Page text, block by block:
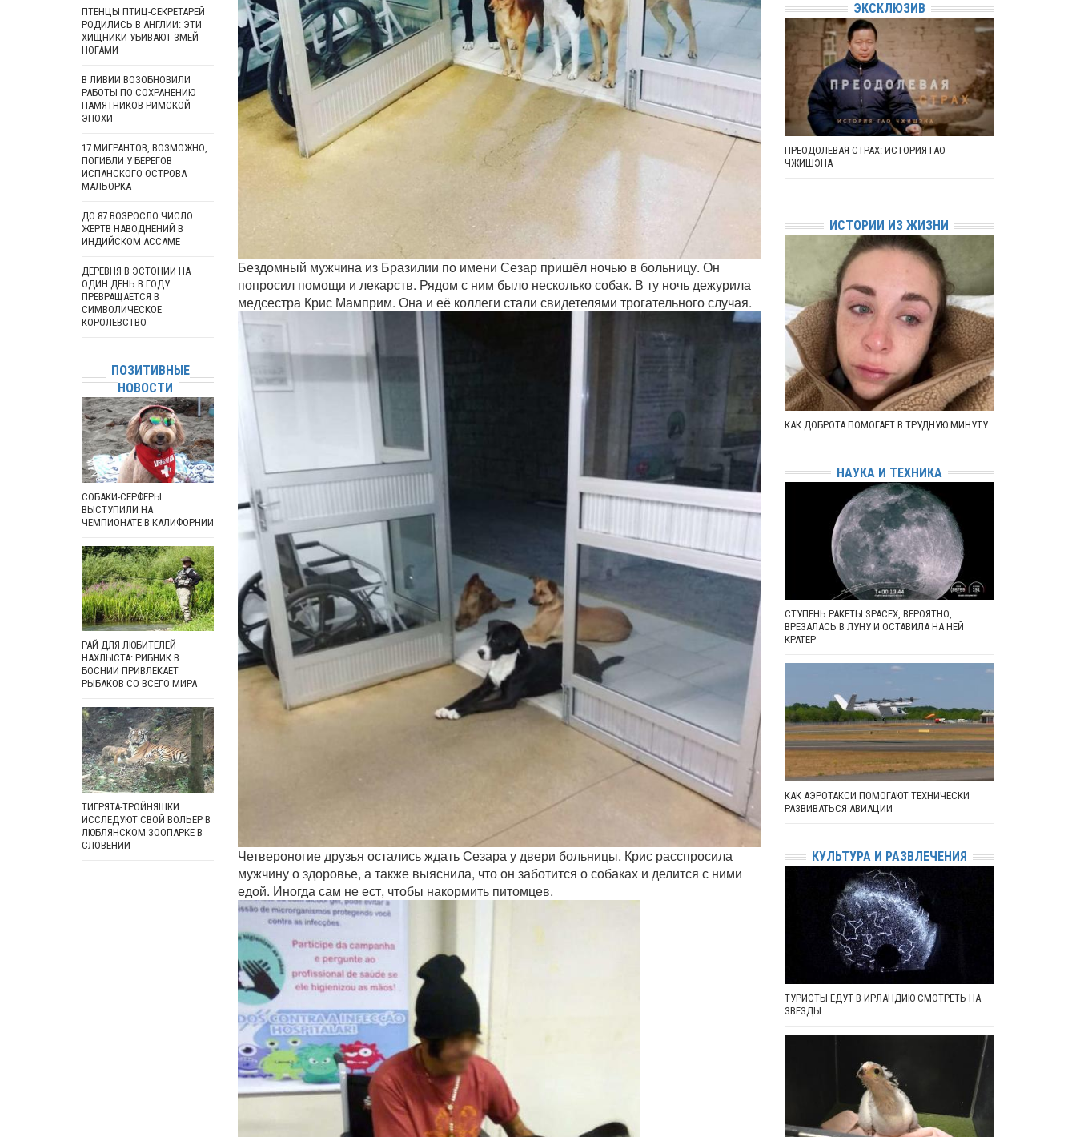
Бездомный мужчина из Бразилии по имени Сезар пришёл ночью в больницу. Он
попросил помощи и лекарств. Рядом с ним было несколько собак. В ту ночь дежурила
медсестра Крис Мамприм. Она и её коллеги стали свидетелями трогательного случая.
Четвероногие друзья остались ждать Сезара у двери больницы. Крис расспросила
мужчину о здоровье, а также выяснила, что он заботится о собаках и делится с ними
едой. Иногда сам не ест, чтобы накормить питомцев.
ПТЕНЦЫ ПТИЦ-СЕКРЕТАРЕЙ
РОДИЛИСЬ В АНГЛИИ: ЭТИ
ХИЩНИКИ УБИВАЮТ ЗМЕЙ
НОГАМИ
В ЛИВИИ ВОЗОБНОВИЛИ
РАБОТЫ ПО СОХРАНЕНИЮ
ПАМЯТНИКОВ РИМСКОЙ
ЭПОХИ
17 МИГРАНТОВ, ВОЗМОЖНО,
ПОГИБЛИ У БЕРЕГОВ
ИСПАНСКОГО ОСТРОВА
МАЛЬОРКА
ДО 87 ВОЗРОСЛО ЧИСЛО
ЖЕРТВ НАВОДНЕНИЙ В
ИНДИЙСКОМ АССАМЕ
ДЕРЕВНЯ В ЭСТОНИИ НА
ОДИН ДЕНЬ В ГОДУ
ПРЕВРАЩАЕТСЯ В
СИМВОЛИЧЕСКОЕ
КОРОЛЕВСТВО
ПОЗИТИВНЫЕ
НОВОСТИ
СОБАКИ-СЁРФЕРЫ
ВЫСТУПИЛИ НА
ЧЕМПИОНАТЕ В КАЛИФОРНИИ
РАЙ ДЛЯ ЛЮБИТЕЛЕЙ
НАХЛЫСТА: РИБНИК В
БОСНИИ ПРИВЛЕКАЕТ
РЫБАКОВ СО ВСЕГО МИРА
ТИГРЯТА-ТРОЙНЯШКИ
ИССЛЕДУЮТ СВОЙ ВОЛЬЕР В
ЛЮБЛЯНСКОМ ЗООПАРКЕ В
СЛОВЕНИИ
ЭКСКЛЮЗИВ
ПРЕОДОЛЕВАЯ СТРАХ: ИСТОРИЯ ГАО
ЧЖИШЭНА
ИСТОРИИ ИЗ ЖИЗНИ
КАК ДОБРОТА ПОМОГАЕТ В ТРУДНУЮ МИНУТУ
НАУКА И ТЕХНИКА
СТУПЕНЬ РАКЕТЫ SPACEX, ВЕРОЯТНО,
ВРЕЗАЛАСЬ В ЛУНУ И ОСТАВИЛА НА НЕЙ
КРАТЕР
КАК АЭРОТАКСИ ПОМОГАЮТ ТЕХНИЧЕСКИ
РАЗВИВАТЬСЯ АВИАЦИИ
КУЛЬТУРА И РАЗВЛЕЧЕНИЯ
ТУРИСТЫ ЕДУТ В ИРЛАНДИЮ СМОТРЕТЬ НА
ЗВЁЗДЫ